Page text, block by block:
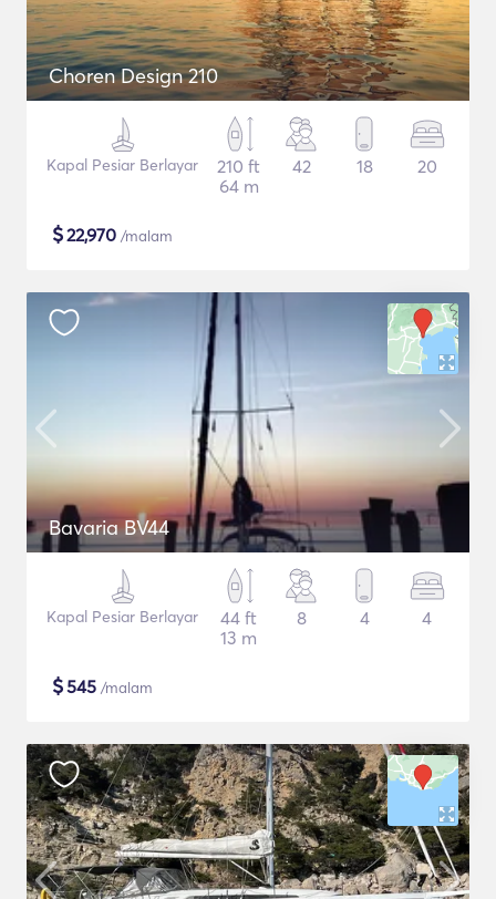
Choren Design 210
Kapal Pesiar Berlayar
210 ft
64 m
42 18 20
$22,970 /malam
Bavaria BV44
Kapal Pesiar Berlayar
44 ft
13 m
8 4 4
$545 /malam